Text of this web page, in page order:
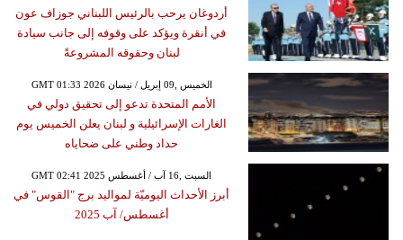
أردوغان يرحب بالرئيس اللبناني جوزاف عون
في أنقرة ويؤكد على وقوفه إلى جانب سيادة
لبنان وحقوقه المشروعةً
GMT 01:33 2026 الخميس ,09 إبريل / نيسان
الأمم المتحدة تدعو إلى تحقيق دولي في
الغارات الإسرائيلية و لبنان يعلن الخميس يوم
حداد وطني على ضحاياه
GMT 02:41 2025 السبت ,16 آب / أغسطس
أبرز الأحداث اليوميّة لمواليد برج "القوس" في
أغسطس/ آب 2025